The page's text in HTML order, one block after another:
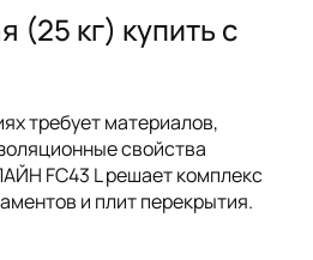
кг) купить с
требует материалов,
свойства
FC43 L решает комплекс
и плит перекрытия.